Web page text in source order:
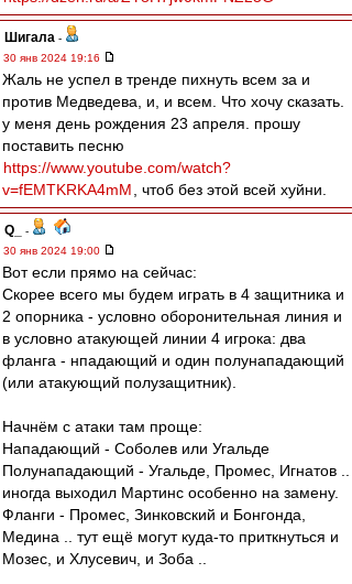
Шигала -
30 янв 2024 19:16
Жаль не успел в тренде пихнуть всем за и
против Медведева, и, и всем. Что хочу сказать.
у меня день рождения 23 апреля. прошу
поставить песню
https://www.youtube.com/watch?
v=fEMTKRKA4mM
, чтоб без этой всей хуйни.
Q_
-
30 янв 2024 19:00
Вот если прямо на сейчас:
Скорее всего мы будем играть в 4 защитника и
2 опорника - условно оборонительная линия и
в условно атакующей линии 4 игрока: два
фланга - нпадающий и один полунападающий
(или атакующий полузащитник).
Начнём с атаки там проще:
Нападающий - Соболев или Угальде
Полунападающий - Угальде, Промес, Игнатов ..
иногда выходил Мартинс особенно на замену.
Фланги - Промес, Зинковский и Бонгонда,
Медина .. тут ещё могут куда-то приткнуться и
Мозес, и Хлусевич, и Зоба ..